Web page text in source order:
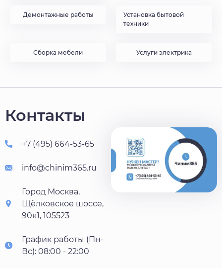
Демонтажные работы
Установка бытовой
техники
Сборка мебели Услуги электрика
Контакты
+7 (495) 664-53-65
info@chinim365.ru
Город Москва,
Щёлковское шоссе,
90к1, 105523
График работы (Пн-
Вс): 08:00 - 22:00